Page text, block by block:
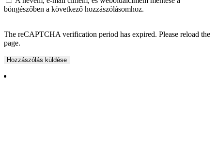
böngészőben a következő hozzászólásomhoz.
The reCAPTCHA verification period has expired. Please reload the
page.